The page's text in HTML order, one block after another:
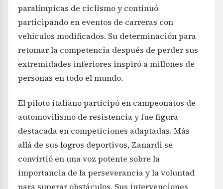
paralímpicas de ciclismo y continuó
participando en eventos de carreras con
vehículos modificados. Su determinación para
retomar la competencia después de perder sus
extremidades inferiores inspiró a millones de
personas en todo el mundo.
El piloto italiano participó en campeonatos de
automovilismo de resistencia y fue figura
destacada en competiciones adaptadas. Más
allá de sus logros deportivos, Zanardi se
convirtió en una voz potente sobre la
importancia de la perseverancia y la voluntad
para superar obstáculos. Sus intervenciones